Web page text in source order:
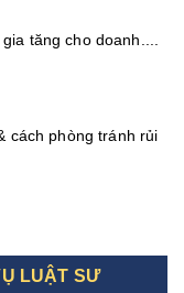
tăng cho doanh....
cách phòng tránh rủi
LUẬT SƯ